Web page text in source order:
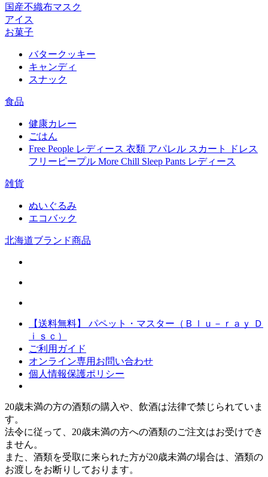
国産不織布マスク
アイス
お菓子
バタークッキー
キャンディ
スナック
食品
健康カレー
ごはん
Free People レディース 衣類 アパレル スカート ドレス
フリーピープル More Chill Sleep Pants レディース
雑貨
ぬいぐるみ
エコバック
北海道ブランド商品
【送料無料】 パペット・マスター（Ｂｌｕ－ｒａｙ Ｄ
ｉｓｃ）
ご利用ガイド
オンライン専用お問い合わせ
個人情報保護ポリシー
20歳未満の方の酒類の購入や、飲酒は法律で禁じられていま
す。
法令に従って、20歳未満の方への酒類のご注文はお受けでき
ません。
また、酒類を受取に来られた方が20歳未満の場合は、酒類の
お渡しをお断りしております。